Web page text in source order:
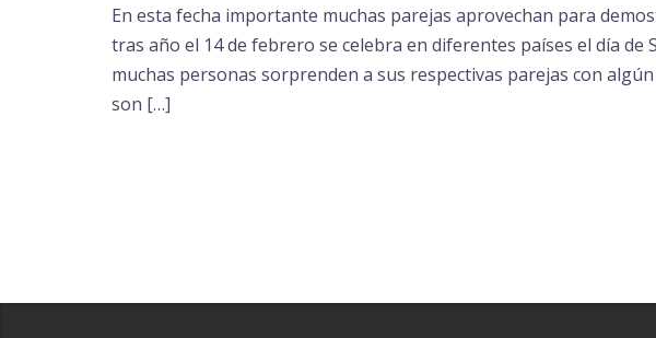
En esta fecha importante muchas parejas aprovechan para
tras año el 14 de febrero se celebra en diferentes países el día de
muchas personas sorprenden a sus respectivas parejas con
son […]